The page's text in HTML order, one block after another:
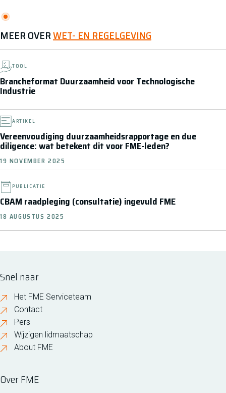
MEER OVERWET- EN REGELGEVING
TOOL
Brancheformat Duurzaamheid voor Technologische
Industrie
ARTIKEL
Vereenvoudiging duurzaamheidsrapportage en due
diligence: wat betekent dit voor FME-leden?
19 NOVEMBER 2025
PUBLICATIE
CBAM raadpleging (consultatie) ingevuld FME
18 AUGUSTUS 2025
Snel naar
Het FME Serviceteam
Contact
Pers
Wijzigen lidmaatschap
About FME
Over FME